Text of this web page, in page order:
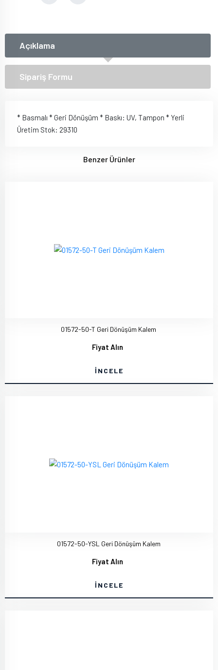
Açıklama
Sipariş Formu
* Basmalı * Geri Dönüşüm * Baskı: UV, Tampon * Yerli
Üretim Stok: 29310
Benzer Ürünler
01572-50-T Geri Dönüşüm Kalem
Fiyat Alın
İNCELE
01572-50-YSL Geri Dönüşüm Kalem
Fiyat Alın
İNCELE